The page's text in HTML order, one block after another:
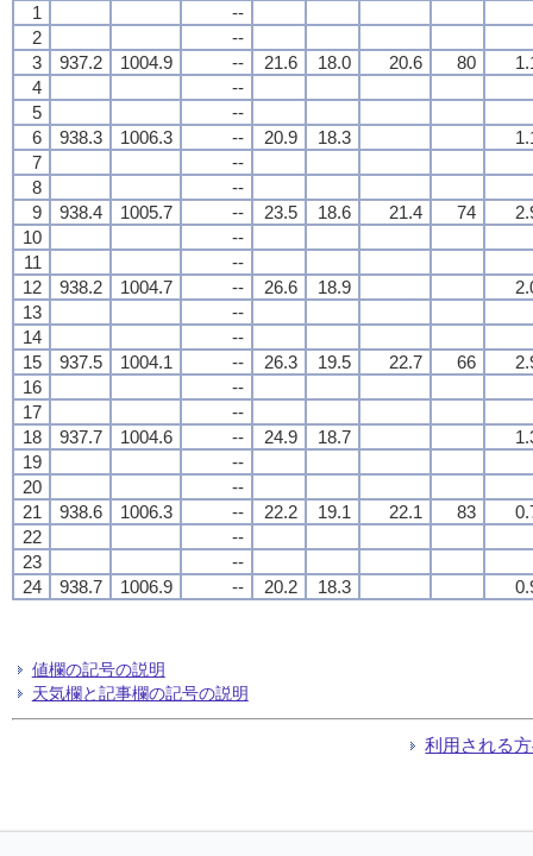
1
--
2
--
3
937.2 1004.9 -- 21.6 18.0 20.6 80
4
--
5
--
6
938.3 1006.3 -- 20.9 18.3
7
--
8
--
9
938.4 1005.7 -- 23.5 18.6 21.4 74
10
--
11
--
12
938.2 1004.7 -- 26.6 18.9
13
--
14
--
15
937.5 1004.1 -- 26.3 19.5 22.7 66
16
--
17
--
18
937.7 1004.6 -- 24.9 18.7
19
--
20
--
21
938.6 1006.3 -- 22.2 19.1 22.1 83
22
--
23
--
24
938.7 1006.9 -- 20.2 18.3
値欄の記号の説明
天気欄と記事欄の記号の説明
利用される